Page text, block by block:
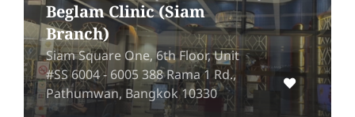
Beglam Clinic (Siam
Branch)
Siam Square One, 6th Floor, Unit
#SS 6004 - 6005 388 Rama 1 Rd.,
Pathumwan, Bangkok 10330